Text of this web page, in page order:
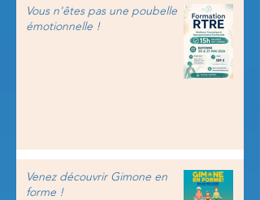
Vous n'êtes pas une poubelle
émotionnelle !
Venez découvrir Gimone en
forme !